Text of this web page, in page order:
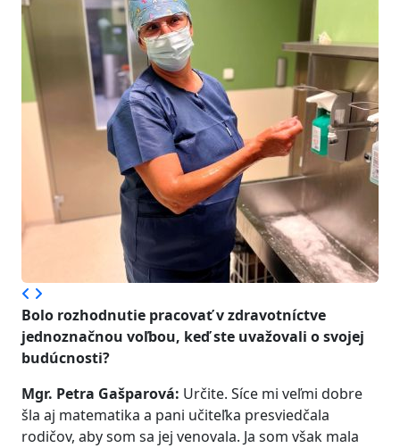
Bolo rozhodnutie pracovať v zdravotníctve
jednoznačnou voľbou, keď ste uvažovali o svojej
budúcnosti?
Mgr. Petra Gašparová: Určite. Síce mi veľmi dobre
šla aj matematika a pani učiteľka presviedčala
rodičov, aby som sa jej venovala. Ja som však mala